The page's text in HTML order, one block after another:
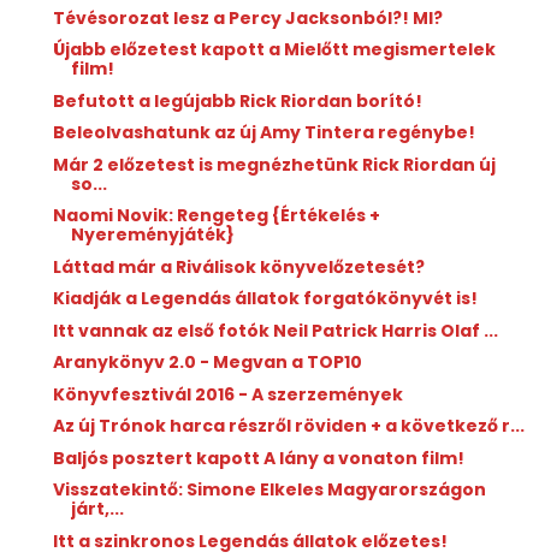
Tévésorozat lesz a Percy Jacksonból?! MI?
Újabb előzetest kapott a Mielőtt megismertelek
film!
Befutott a legújabb Rick Riordan borító!
Beleolvashatunk az új Amy Tintera regénybe!
Már 2 előzetest is megnézhetünk Rick Riordan új
so...
Naomi Novik: Rengeteg {Értékelés +
Nyereményjáték}
Láttad már a Riválisok könyvelőzetesét?
Kiadják a Legendás állatok forgatókönyvét is!
Itt vannak az első fotók Neil Patrick Harris Olaf ...
Aranykönyv 2.0 - Megvan a TOP10
Könyvfesztivál 2016 - A szerzemények
Az új Trónok harca részről röviden + a következő r...
Baljós posztert kapott A lány a vonaton film!
Visszatekintő: Simone Elkeles Magyarországon
járt,...
Itt a szinkronos Legendás állatok előzetes!